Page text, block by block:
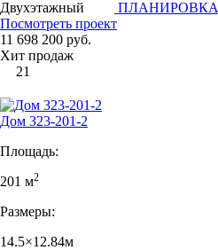
Двухэтажный
ПЛАНИРОВКА
Посмотреть проект
11 698 200 руб.
Хит продаж
21
Дом 323-201-2
Площадь:
201 м2
Размеры:
14.5×12.84м